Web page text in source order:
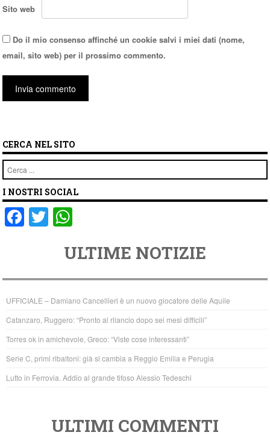
Sito web
Do il mio consenso affinché un cookie salvi i miei dati (nome,
email, sito web) per il prossimo commento.
CERCA NEL SITO
Cerca
I NOSTRI SOCIAL
F
e
b
o
o
k
T
er
at
s
A
p
p
ULTIME NOTIZIE
UFFICIALE – Damiano Cancellieri è un nuovo giocatore delle Aquile
Catanzaro, Ruggero: “Pronto al rilancio dopo sei mesi difficili”
Torres ok in amichevole, Greco: “Viste cose interessanti”
Serie C, primi ribaltoni: già si cambia a Reggio Emilia e Perugia
Lutto in Ferrovia. Addio al grande tifoso Alessio Tedeschi
ULTIMI COMMENTI